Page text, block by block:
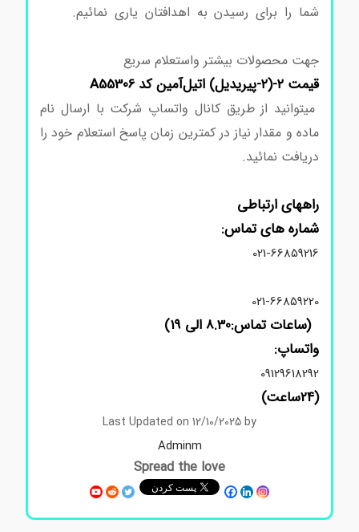
شما را برای رسیدن به اهدافتان یاری نمائیم.اسید
جهت محصولات بیشتر واستعلام سریع
قیمت ۲-(۲-پیریدیل) اتیل‌آمین کد A55306
میتوانید از طریق کانال واتساپ شرکت با ارسال نام
ماده و مقدار نیاز در کمترین زمان پاسخ استعلام خود را
دریافت نمائید.
راههای ارتباطی
شماره های تماس:
021-66859216
021-66859220
(ساعات تماس:8.30 الی 19)
واتساپ:
09129618292
Last Updated on 12/10/2025 by
Adminm
Spread the love